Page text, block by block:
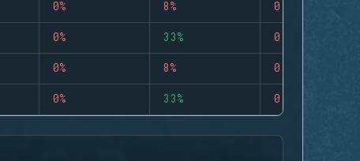
0% 8% 0
0% 33% 0
0% 8% 0
0% 33% 0